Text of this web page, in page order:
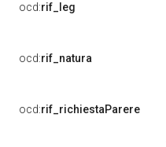
ocd:rif_leg
ocd:rif_natura
ocd:rif_richiestaParere